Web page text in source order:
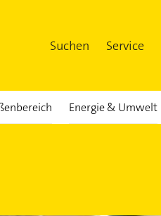
Suchen Service
Energie & Umwelt